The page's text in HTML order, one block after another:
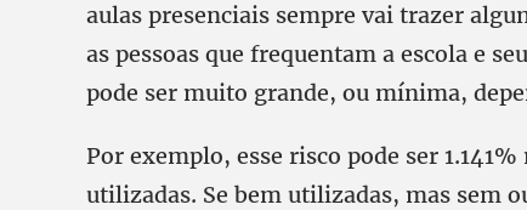
aulas presenciais sempre vai trazer
as pessoas que frequentam a escola e
pode ser muito grande, ou mínima,
Por exemplo, esse risco pode ser
utilizadas. Se bem utilizadas, mas sem